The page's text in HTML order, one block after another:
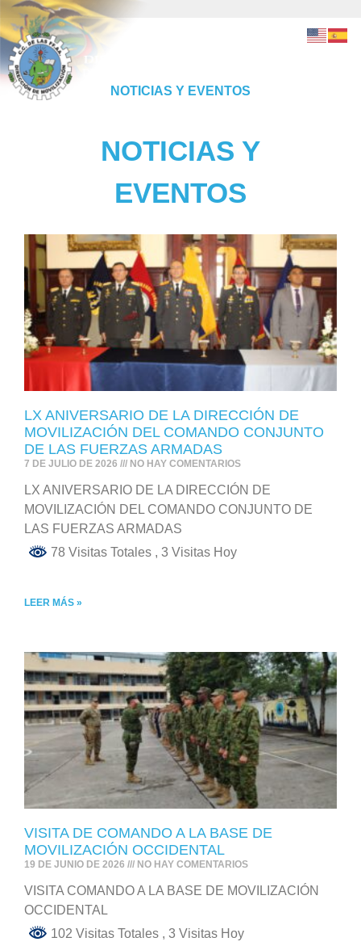
NOTICIAS Y EVENTOS
NOTICIAS Y
EVENTOS
LX ANIVERSARIO DE LA DIRECCIÓN DE
MOVILIZACIÓN DEL COMANDO CONJUNTO
DE LAS FUERZAS ARMADAS
7 DE JULIO DE 2026 NO HAY COMENTARIOS
LX ANIVERSARIO DE LA DIRECCIÓN DE
MOVILIZACIÓN DEL COMANDO CONJUNTO DE
LAS FUERZAS ARMADAS
78 Visitas Totales , 3 Visitas Hoy
LEER MÁS »
VISITA DE COMANDO A LA BASE DE
MOVILIZACIÓN OCCIDENTAL
19 DE JUNIO DE 2026 NO HAY COMENTARIOS
VISITA COMANDO A LA BASE DE MOVILIZACIÓN
OCCIDENTAL
102 Visitas Totales , 3 Visitas Hoy